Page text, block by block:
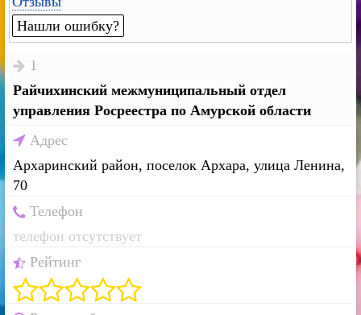
Нашли ошибку?
1
Райчихинский межмуниципальный отдел
управления Росреестра по Амурской области
Адрес
Архаринский район, поселок Архара, улица Ленина,
70
Телефон
телефон отсутствует
Рейтинг